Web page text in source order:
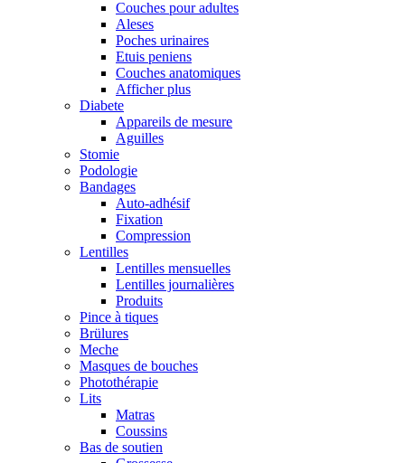
Couches pour adultes
Aleses
Poches urinaires
Etuis peniens
Couches anatomiques
Afficher plus
Diabete
Appareils de mesure
Aguilles
Stomie
Podologie
Bandages
Auto-adhésif
Fixation
Compression
Lentilles
Lentilles mensuelles
Lentilles journalières
Produits
Pince à tiques
Brülures
Meche
Masques de bouches
Photothérapie
Lits
Matras
Coussins
Bas de soutien